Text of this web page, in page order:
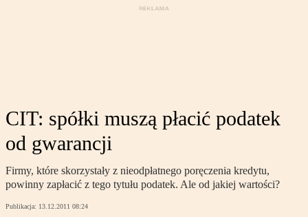
CIT: spółki muszą płacić podatek
od gwarancji
Firmy, które skorzystały z nieodpłatnego poręczenia kredytu,
powinny zapłacić z tego tytułu podatek. Ale od jakiej wartości?
Publikacja: 13.12.2011 08:24